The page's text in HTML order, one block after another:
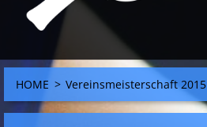
HOME > Vereinsmeisterschaft 2015